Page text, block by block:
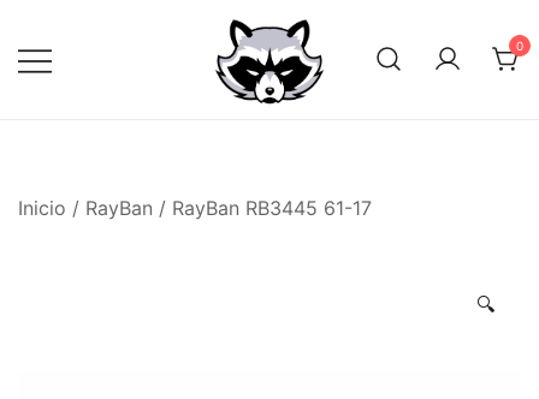
contenido
0
Inicio / RayBan / RayBan RB3445 61-17
🔍